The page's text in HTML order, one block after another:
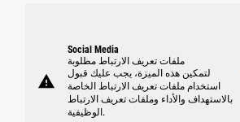
warning
Social Media
ملفات تعريف الارتباط مطلوبة
لتمكين هذه الميزة، يجب عليك قبول
استخدام ملفات تعريف الارتباط الخاصة
بالاستهداف والأداء وملفات تعريف الارتباط
الوظيفية.